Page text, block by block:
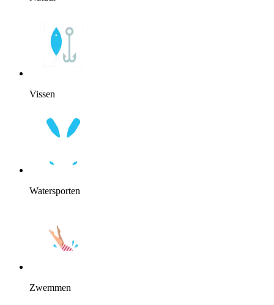
Vissen
Watersporten
Zwemmen